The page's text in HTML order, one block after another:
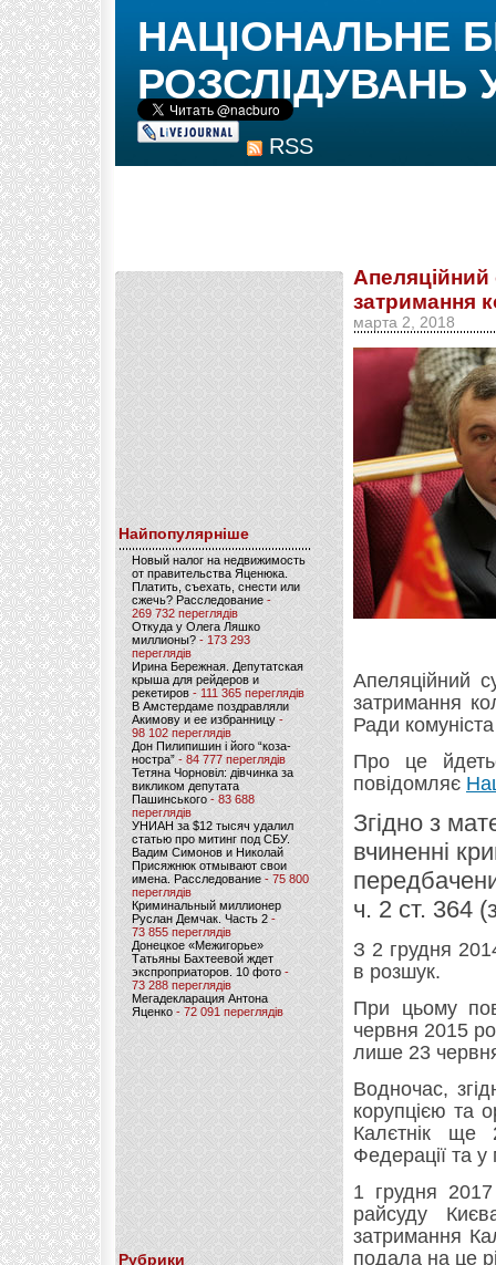
RSS
НАЦІОНАЛЬНЕ
РОЗСЛІДУВАНЬ
Найпопулярніше
Новый налог на недвижимость
от правительства Яценюка.
Платить, съехать, снести или
сжечь? Расследование-
269 732 переглядів
Откуда у Олега Ляшко
миллионы? - 173 293
переглядів
Ирина Бережная. Депутатская
крыша для рейдеров и
рекетиров - 111 365 переглядів
В Амстердаме поздравляли
Акимову и ее избранницу -
98 102 переглядів
Дон Пилипишин і його “коза-
ностра” - 84 777 переглядів
Тетяна Чорновіл: дівчинка за
викликом депутата
Пашинського- 83 688
переглядів
УНИАН за $12 тысяч удалил
статью про митинг под СБУ.
Вадим Симонов и Николай
Присяжнюк отмывают свои
имена. Расследование - 75 800
переглядів
Криминальный миллионер
Руслан Демчак. Часть 2-
73 855 переглядів
Донецкое «Межигорье»
Татьяны Бахтеевой ждет
экспроприаторов. 10 фото -
73 288 переглядів
Мегадекларация Антона
Яценко - 72 091 переглядів
Рубрики
Апеляційний
затримання
марта 2, 2018
Апеляційний
затримання
Ради
Про це
повідомляє
Згідно з
вчиненні
ч. 2 ст. 364
З 2 грудня
в розшук.
При цьому
червня 2015
лише 23
Водночас,
корупцією та
Калєтнік ще
Федерації та
1 грудня
райсуду
затримання
подала на це